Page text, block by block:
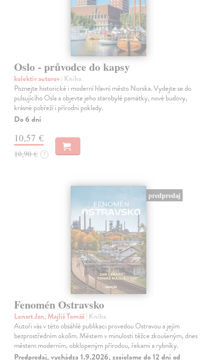
Oslo - průvodce do kapsy
kolektív autorov| Kniha
Poznejte historické i moderní hlavní město Norska. Vydejte se do
pulsujícího Osla a objevte jeho starobylé památky, nové budovy,
krásné pobřeží i přírodní poklady.
Do 6 dní
10,57 €
10,90 € ?
predpredaj
Fenomén Ostravsko
Lenart Jan, Majliš Tomáš| Kniha
Autoři vás v této obsáhlé publikaci provedou Ostravou a jejím
bezprostředním okolím. Městem v minulosti těžce zkoušeným, dnes
městem moderním, obklopeným přírodou, řekami a rybníky.
Predpredaj, vychádza 1.9.2026, zasielame do 12 dní od